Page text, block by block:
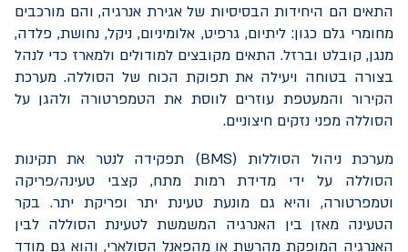
התאים הם היחידות הבסיסיות של אגירת אנרגיה, והם מורכבים
מחומרי גלם כגון: ליתיום, גרפיט, אלומיניום, ניקל, נחושת, פלדה,
מנגן, קובלט וברזל. התאים מקובצים למודולים ולמארז כדי לנהל
בצורה בטוחה ויעילה את תפוקת הכוח של הסוללה. מערכת
הקירור והמעטפת עוזרים לווסת את הטמפרטורה ולהגן על
הסוללה מפני נזקים חיצוניים.
מערכת ניהול הסוללות (BMS) תפקידה לנטר את תקינות
הסוללה על ידי מדידת רמות מתח, קצבי טעינה/פריקה
וטמפרטורה, והיא גם מונעת טעינת יתר ופריקת יתר. בקר
הטעינה מאזן בין האנרגיה המשמשת לטעינת הסוללה לבין
האנרגיה המופקת מהרשת או מהפאנל הסולארי, והוא גם מודד